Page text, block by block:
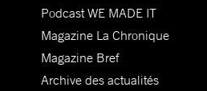
Podcast WE MADE IT
Magazine La Chronique
Magazine Bref
Archive des actualités